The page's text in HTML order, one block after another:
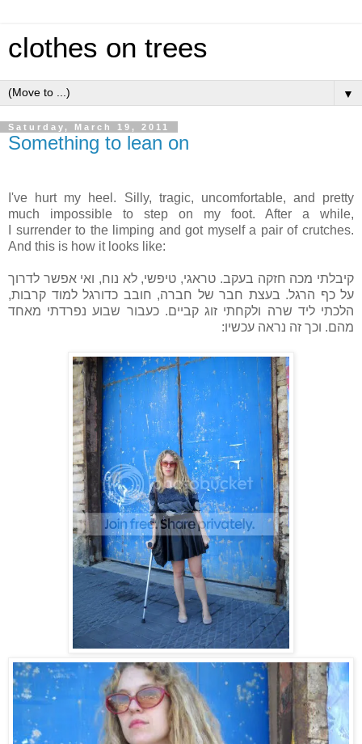
clothes on trees
▼
Saturday, March 19, 2011
Something to lean on
I've hurt my heel. Silly, tragic, uncomfortable, and pretty
much impossible to step on my foot. After a while,
I surrender to the limping and got myself a pair of crutches.
And this is how it looks like:
קיבלתי מכה חזקה בעקב. טראגי, טיפשי, לא נוח, ואי אפשר לדרוך
על כף הרגל. בעצת חבר של חברה, חובב כדורגל למוד קרבות,
הלכתי ליד שרה ולקחתי זוג קביים. כעבור שבוע נפרדתי מאחד
מהם. וכך זה נראה עכשיו: